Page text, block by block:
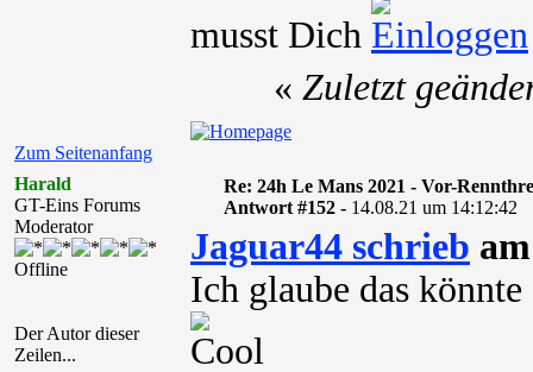
musst Dich
Zum Seitenanfang
« Zuletzt
Harald
GT-Eins Forums
Moderator
Offline
Der Autor dieser
Zeilen...
Re: 24h Le Mans 2021 - Vor-
Antwort #152 - 14.08.21 um 14:12:42
Jaguar44 schrieb
Ich glaube das